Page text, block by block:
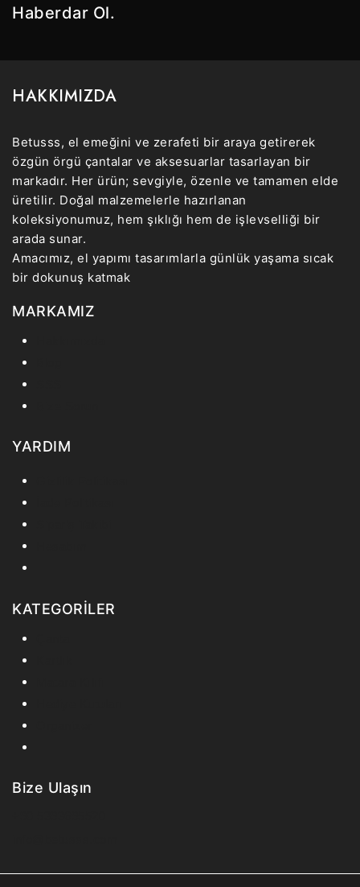
Haberdar Ol.
HAKKIMIZDA
Betusss, el emeğini ve zerafeti bir araya getirerek
özgün örgü çantalar ve aksesuarlar tasarlayan bir
markadır. Her ürün; sevgiyle, özenle ve tamamen elde
üretilir. Doğal malzemelerle hazırlanan
koleksiyonumuz, hem şıklığı hem de işlevselliği bir
arada sunar.
Amacımız, el yapımı tasarımlarla günlük yaşama sıcak
bir dokunuş katmak
MARKAMIZ
YARDIM
KATEGORİLER
Bize Ulaşın